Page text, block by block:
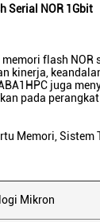
Serial NOR 1Gbit
memori flash
kinerja,
juga
pada
Memori, Sistem
Mikron